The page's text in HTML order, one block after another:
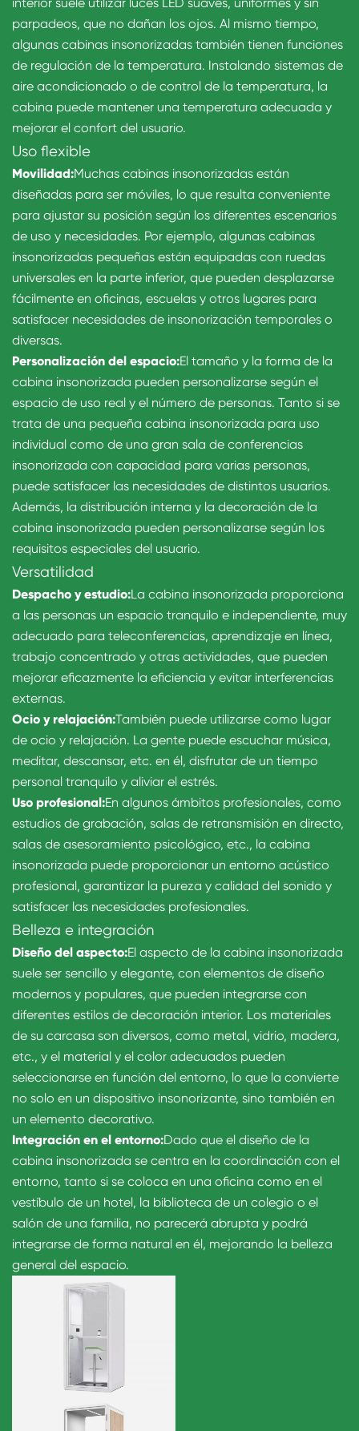
parpadeos, que no dañan los ojos. Al mismo tiempo,
algunas cabinas insonorizadas también tienen funciones
de regulación de la temperatura. Instalando sistemas de
aire acondicionado o de control de la temperatura, la
cabina puede mantener una temperatura adecuada y
mejorar el confort del usuario.
Uso flexible
Movilidad:Muchas cabinas insonorizadas están
diseñadas para ser móviles, lo que resulta conveniente
para ajustar su posición según los diferentes escenarios
de uso y necesidades. Por ejemplo, algunas cabinas
insonorizadas pequeñas están equipadas con ruedas
universales en la parte inferior, que pueden desplazarse
fácilmente en oficinas, escuelas y otros lugares para
satisfacer necesidades de insonorización temporales o
diversas.
Personalización del espacio:El tamaño y la forma de la
cabina insonorizada pueden personalizarse según el
espacio de uso real y el número de personas. Tanto si se
trata de una pequeña cabina insonorizada para uso
individual como de una gran sala de conferencias
insonorizada con capacidad para varias personas,
puede satisfacer las necesidades de distintos usuarios.
Además, la distribución interna y la decoración de la
cabina insonorizada pueden personalizarse según los
requisitos especiales del usuario.
Versatilidad
Despacho y estudio:La cabina insonorizada proporciona
a las personas un espacio tranquilo e independiente, muy
adecuado para teleconferencias, aprendizaje en línea,
trabajo concentrado y otras actividades, que pueden
mejorar eficazmente la eficiencia y evitar interferencias
externas.
Ocio y relajación:También puede utilizarse como lugar
de ocio y relajación. La gente puede escuchar música,
meditar, descansar, etc. en él, disfrutar de un tiempo
personal tranquilo y aliviar el estrés.
Uso profesional:En algunos ámbitos profesionales, como
estudios de grabación, salas de retransmisión en directo,
salas de asesoramiento psicológico, etc., la cabina
insonorizada puede proporcionar un entorno acústico
profesional, garantizar la pureza y calidad del sonido y
satisfacer las necesidades profesionales.
Belleza e integración
Diseño del aspecto:El aspecto de la cabina insonorizada
suele ser sencillo y elegante, con elementos de diseño
modernos y populares, que pueden integrarse con
diferentes estilos de decoración interior. Los materiales
de su carcasa son diversos, como metal, vidrio, madera,
etc., y el material y el color adecuados pueden
seleccionarse en función del entorno, lo que la convierte
no solo en un dispositivo insonorizante, sino también en
un elemento decorativo.
Integración en el entorno:Dado que el diseño de la
cabina insonorizada se centra en la coordinación con el
entorno, tanto si se coloca en una oficina como en el
vestíbulo de un hotel, la biblioteca de un colegio o el
salón de una familia, no parecerá abrupta y podrá
integrarse de forma natural en él, mejorando la belleza
general del espacio.